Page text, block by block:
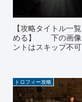
【攻略タイトル一
める】 下の画像
ントはスキップ
トロフィー攻略